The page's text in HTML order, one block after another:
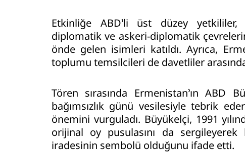
Etkinliğe ABD’li üst düzey yetkililer,
diplomatik ve askeri-diplomatik
önde gelen isimleri katıldı. Ayrıca,
toplumu temsilcileri de davetliler
Tören sırasında Ermenistan’ın ABD
bağımsızlık günü vesilesiyle tebrik
önemini vurguladı. Büyükelçi, 1991
orijinal oy pusulasını da
iradesinin sembolü olduğunu ifade etti.